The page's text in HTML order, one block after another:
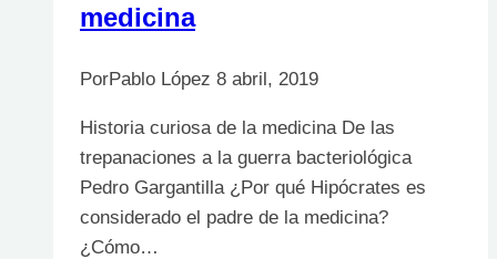
medicina
PorPablo López 8 abril, 2019
Historia curiosa de la medicina De las
trepanaciones a la guerra bacteriológica
Pedro Gargantilla ¿Por qué Hipócrates es
considerado el padre de la medicina?
¿Cómo…